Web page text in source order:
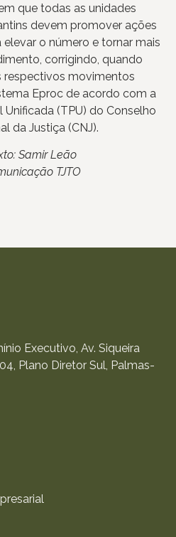
que todas as unidades
devem promover ações
o número e tornar mais
corrigindo, quando
respectivos movimentos
Eproc de acordo com a
Unificada (TPU) do Conselho
da Justiça (CNJ).
Samir Leão
TJTO
Executivo, Av. Siqueira
Plano Diretor Sul, Palmas-